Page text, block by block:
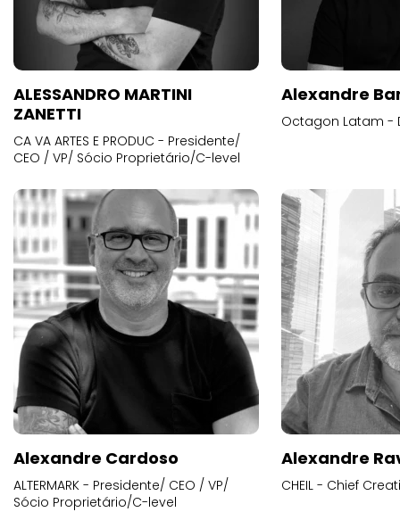
ALESSANDRO MARTINI
ZANETTI
CA VA ARTES E PRODUC - Presidente/
CEO / VP/ Sócio Proprietário/C-level
Alexandre
Octagon Latam -
Alexandre Cardoso
ALTERMARK - Presidente/ CEO / VP/
Sócio Proprietário/C-level
Alexandre
CHEIL - Chief